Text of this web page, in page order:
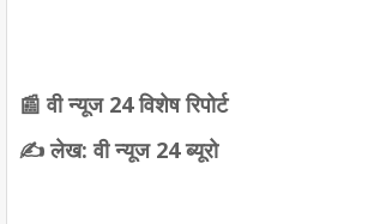
📰 वी न्यूज 24 विशेष रिपोर्ट
✍️ लेख: वी न्यूज 24 ब्यूरो